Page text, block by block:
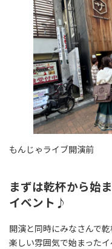
もんじゃライブ開演前
まずは乾杯から始
イベント♪
開演と同時にみなさんで
楽しい雰囲気で始まった